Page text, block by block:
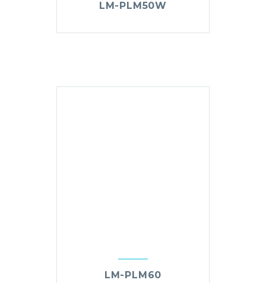
LM-PLM50W
LM-PLM60